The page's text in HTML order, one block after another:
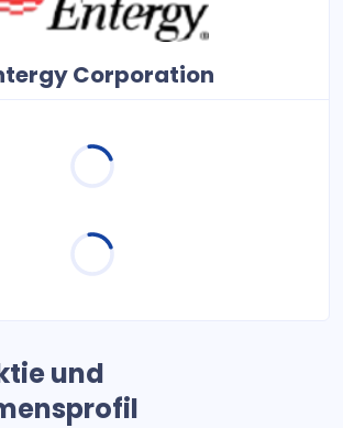
Corporation
und